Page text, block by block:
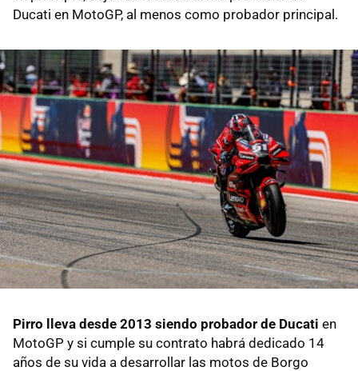
Ducati en MotoGP, al menos como probador principal.
Pirro lleva desde 2013 siendo probador de Ducati en
MotoGP y si cumple su contrato habrá dedicado 14
años de su vida a desarrollar las motos de Borgo